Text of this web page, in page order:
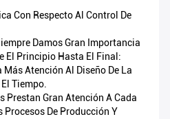
Con Respecto Al Control De
Damos Gran Importancia
El Principio Hasta El Final:
Atención Al Diseño De La
Tiempo.
Prestan Gran Atención A Cada
Procesos De Producción Y